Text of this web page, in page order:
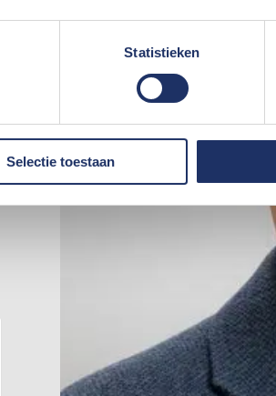
Statistieken
Selectie toestaan